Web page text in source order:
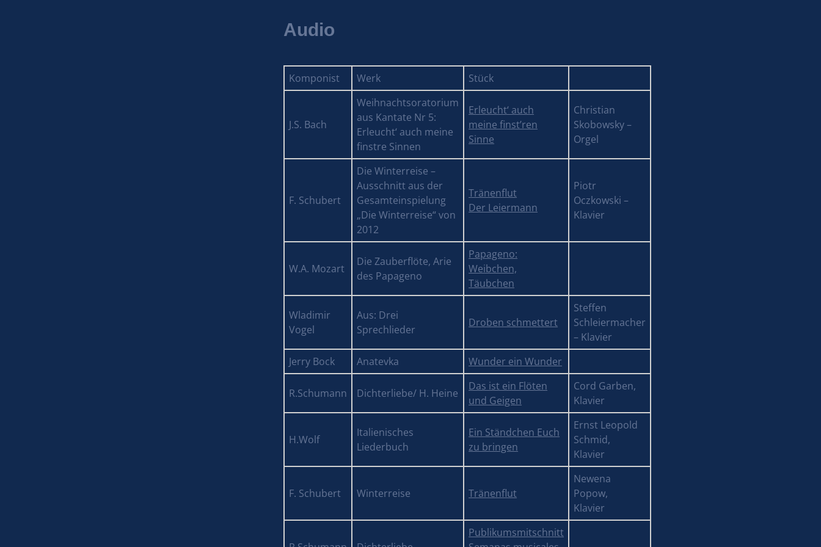
Audio
Komponist Werk Stück
J.S. Bach
Weihnachtsoratorium
aus Kantate Nr 5:
Erleucht‘ auch meine
finstre Sinnen
Erleucht‘ auch
meine finst’ren
Sinne
Christian
Skobowsky –
Orgel
F. Schubert
Die Winterreise –
Ausschnitt aus der
Gesamteinspielung
„Die Winterreise“ von
2012
Tränenflut
Der Leiermann
Piotr
Oczkowski –
Klavier
W.A. Mozart
Die Zauberflöte, Arie
des Papageno
Papageno:
Weibchen,
Täubchen
Wladimir
Vogel
Aus: Drei
Sprechlieder
Droben schmettert
Steffen
Schleiermacher
– Klavier
Jerry Bock
Anatevka Wunder ein Wunder
R.Schumann Dichterliebe/ H. Heine
Das ist ein Flöten
und Geigen
Cord Garben,
Klavier
H.Wolf
Italienisches
Liederbuch
Ein Ständchen Euch
zu bringen
Ernst Leopold
Schmid,
Klavier
F. Schubert Winterreise Tränenflut
Newena
Popow,
Klavier
Publikumsmitschnitt